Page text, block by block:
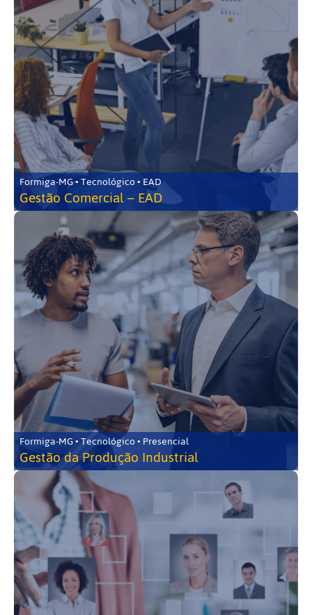
Formiga-MG • Tecnológico • EAD
Gestão Comercial – EAD
Formiga-MG • Tecnológico • Presencial
Gestão da Produção Industrial